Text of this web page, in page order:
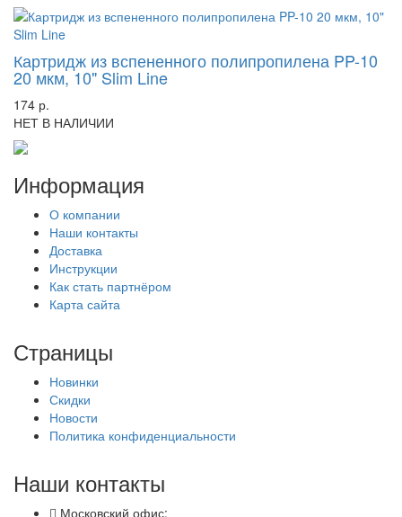
Картридж из вспененного полипропилена PP-10
20 мкм, 10" Slim Line
174 р.
НЕТ В НАЛИЧИИ
Информация
О компании
Наши контакты
Доставка
Инструкции
Как стать партнёром
Карта сайта
Страницы
Новинки
Скидки
Новости
Политика конфиденциальности
Наши контакты
Московский офис: